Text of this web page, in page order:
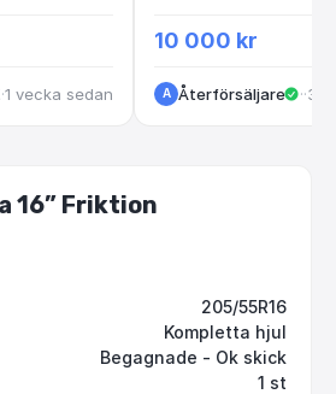
Kungälv
·1 vecka sedan
10 000 kr
A Återförsäljare ··3
16” Friktion
205/55R16
Kompletta hjul
Begagnade - Ok skick
1 st